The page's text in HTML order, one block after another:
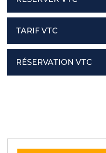
TARIF VTC
RÉSERVATION VTC